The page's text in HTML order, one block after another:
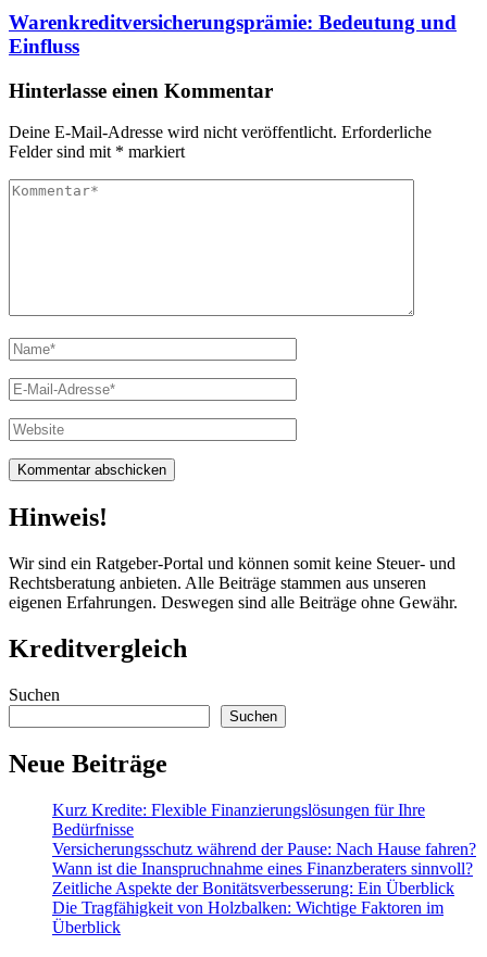
Warenkreditversicherungsprämie: Bedeutung und
Einfluss
Hinterlasse einen Kommentar
Deine E-Mail-Adresse wird nicht veröffentlicht. Erforderliche
Felder sind mit * markiert
Kommentar
Vollständiger
Name
E-
Mail
Website
Hinweis!
Wir sind ein Ratgeber-Portal und können somit keine Steuer- und
Rechtsberatung anbieten. Alle Beiträge stammen aus unseren
eigenen Erfahrungen. Deswegen sind alle Beiträge ohne Gewähr.
Kreditvergleich
Suchen
Suchen
Neue Beiträge
Kurz Kredite: Flexible Finanzierungslösungen für Ihre
Bedürfnisse
Versicherungsschutz während der Pause: Nach Hause fahren?
Wann ist die Inanspruchnahme eines Finanzberaters sinnvoll?
Zeitliche Aspekte der Bonitätsverbesserung: Ein Überblick
Die Tragfähigkeit von Holzbalken: Wichtige Faktoren im
Überblick